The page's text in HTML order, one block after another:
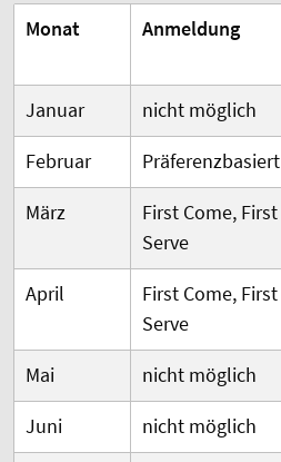
Monat Anmeldung
Januar
nicht möglich
Februar
Präferenzbasiert
März
First Come, First
Serve
April
First Come, First
Serve
Mai nicht möglich
Juni
nicht möglich